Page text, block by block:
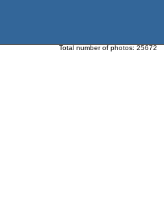
Total number of photos: 25672